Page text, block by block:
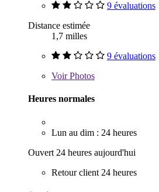
9 évaluations
Distance estimée
1,7 milles
9 évaluations
VoirPhotos
Heures normales
Lun au dim : 24 heures
Ouvert 24 heures aujourd'hui
Retour client 24 heures